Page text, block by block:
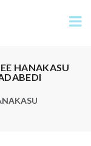
HANAKASU